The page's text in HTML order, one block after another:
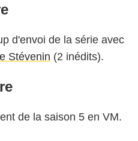
d'envoi de la série avec
Stévenin (2 inédits).
de la saison 5 en VM.